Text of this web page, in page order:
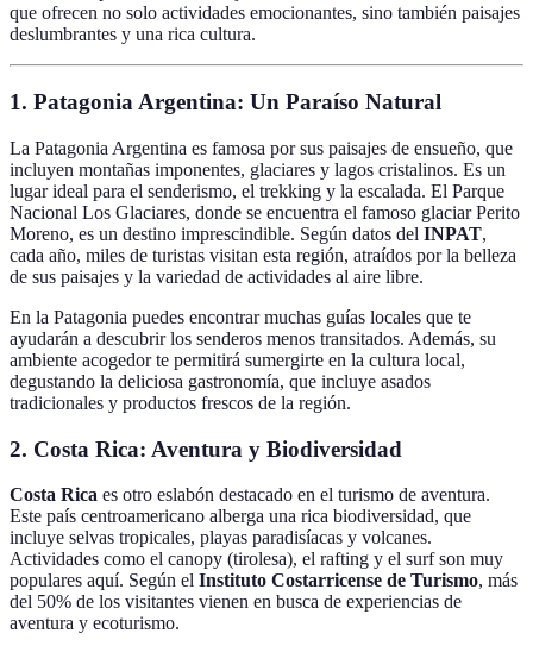
que ofrecen no solo actividades emocionantes, sino también paisajes
deslumbrantes y una rica cultura.
1. Patagonia Argentina: Un Paraíso Natural
La Patagonia Argentina es famosa por sus paisajes de ensueño, que
incluyen montañas imponentes, glaciares y lagos cristalinos. Es un
lugar ideal para el senderismo, el trekking y la escalada. El Parque
Nacional Los Glaciares, donde se encuentra el famoso glaciar Perito
Moreno, es un destino imprescindible. Según datos del INPAT,
cada año, miles de turistas visitan esta región, atraídos por la belleza
de sus paisajes y la variedad de actividades al aire libre.
En la Patagonia puedes encontrar muchas guías locales que te
ayudarán a descubrir los senderos menos transitados. Además, su
ambiente acogedor te permitirá sumergirte en la cultura local,
degustando la deliciosa gastronomía, que incluye asados
tradicionales y productos frescos de la región.
2. Costa Rica: Aventura y Biodiversidad
Costa Rica es otro eslabón destacado en el turismo de aventura.
Este país centroamericano alberga una rica biodiversidad, que
incluye selvas tropicales, playas paradisíacas y volcanes.
Actividades como el canopy (tirolesa), el rafting y el surf son muy
populares aquí. Según el Instituto Costarricense de Turismo, más
del 50% de los visitantes vienen en busca de experiencias de
aventura y ecoturismo.